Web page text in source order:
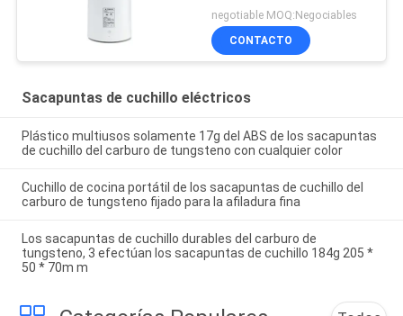
regalo promocional,
mujeres
negotiable MOQ:Negociables
CONTACTO
Sacapuntas de cuchillo eléctricos
Plástico multiusos solamente 17g del ABS de los sacapuntas
de cuchillo del carburo de tungsteno con cualquier color
Cuchillo de cocina portátil de los sacapuntas de cuchillo del
carburo de tungsteno fijado para la afiladura fina
Los sacapuntas de cuchillo durables del carburo de
tungsteno, 3 efectúan los sacapuntas de cuchillo 184g 205 *
50 * 70m m